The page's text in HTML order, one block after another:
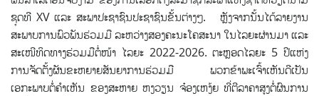
ຊຸດທີ XV ແລະ ສະພາປະຊາຊົນປະຊາຊົນຂັ້ນຕ່າງໆ. ຫຼັງຈາກນັ້ນໄດ້ລາຍງານ
ສະພາບການພົວພັນຮ່ວມມື ລະຫວ່າງສອງຄະນະໂຄສະນາ ໃນໄລຍະຜ່ານມາ ແລະ
ສະເໜີທິດທາງຮ່ວມມືຕໍ່ໜ້າ ໄລຍະ 2022-2026. ຕະຫຼອດໄລຍະ 5 ປີແຫ່ງ
ການຈັດຕັ້ງຜັນຂະຫຍາຍສັນຍາການຮ່ວມມື ພວກຂ້າພະເຈົ້າເຫັນດີເປັນ
ເອກະພາບຕໍ່ຄຳເຫັນ ຂອງສະຫາຍ ຫງວຽນ ຈ໋ອງເຫງ້ຍ ທີ່ຕີລາຄາສູງຕໍ່ຜົນການ